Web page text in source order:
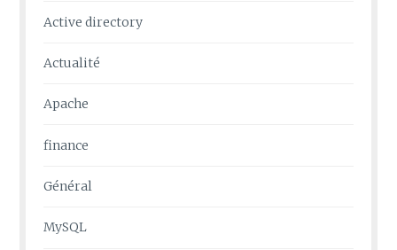
Active directory
Actualité
Apache
finance
Général
MySQL